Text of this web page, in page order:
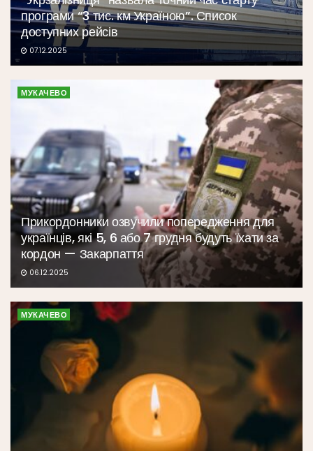
програми “3 тис. км Україною”. Список
доступних рейсів
07.12.2025
МУКАЧЕВО
Прикордонники озвучили попередження для
українців, які 5, 6 або 7 грудня будуть їхати за
кордон — Закарпаття
06.12.2025
МУКАЧЕВО